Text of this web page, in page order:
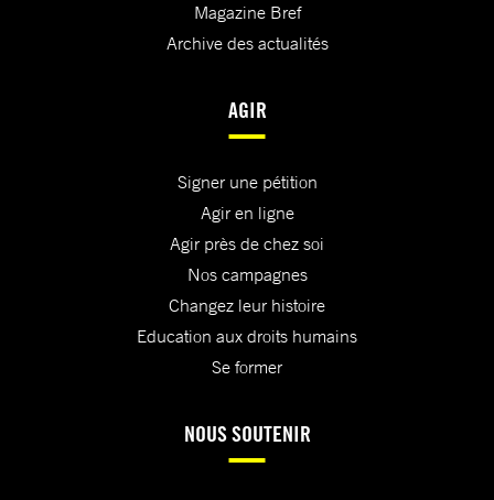
Magazine Bref
Archive des actualités
AGIR
Signer une pétition
Agir en ligne
Agir près de chez soi
Nos campagnes
Changez leur histoire
Education aux droits humains
Se former
NOUS SOUTENIR